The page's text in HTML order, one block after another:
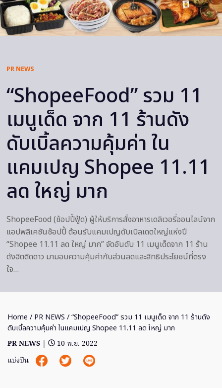
PR NEWS
“ShopeeFood” รวม 11
เมนูเด็ด จาก 11 ร้านดัง
ดับเบิ้ลความคุ้มค่า ใน
แคมเปญ Shopee 11.11
ลด ใหญ่ มาก
ShopeeFood (ช้อปปี้ฟู้ด) ผู้ให้บริการสั่งอาหารเดลิเวอรี่ออนไลน์จาก
แอปพลิเคชันช้อปปี้ ต้อนรับแคมเปญดับเบิลเดตใหญ่แห่งปี
“Shopee 11.11 ลด ใหญ่ มาก” จัดอันดับ 11 เมนูเด็ดจาก 11 ร้าน
ดังฮิตติดดาว มามอบความคุ้มค่ากับส่วนลดและสิทธิประโยชน์ที่ตรง
ใจ…
Home / PR NEWS / “ShopeeFood” รวม 11 เมนูเด็ด จาก 11 ร้านดัง
ดับเบิ้ลความคุ้มค่า ในแคมเปญ Shopee 11.11 ลด ใหญ่ มาก
PR NEWS |
10 พ.ย. 2022
แบ่งปัน